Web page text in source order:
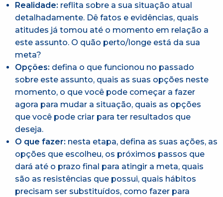
Realidade: reflita sobre a sua situação atual
detalhadamente. Dê fatos e evidências, quais
atitudes já tomou até o momento em relação a
este assunto. O quão perto/longe está da sua
meta?
Opções: defina o que funcionou no passado
sobre este assunto, quais as suas opções neste
momento, o que você pode começar a fazer
agora para mudar a situação, quais as opções
que você pode criar para ter resultados que
deseja.
O que fazer: nesta etapa, defina as suas ações, as
opções que escolheu, os próximos passos que
dará até o prazo final para atingir a meta, quais
são as resistências que possui, quais hábitos
precisam ser substituídos, como fazer para